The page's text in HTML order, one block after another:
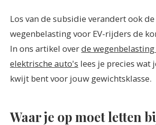
Los van de subsidie verandert ook de
wegenbelasting voor EV-rijders de
In ons artikel overde
elektrische auto's lees je precies wat
kwijt bent voor jouw gewichtsklasse.
Waar je op moet letten